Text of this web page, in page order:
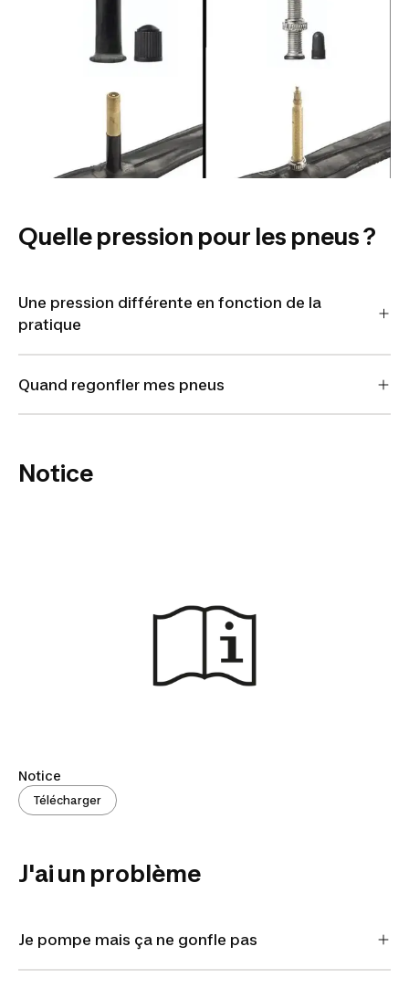
Quelle pression pour les pneus ?
Une pression différente en fonction de la
pratique
Quand regonfler mes pneus
Notice
Notice
Télécharger
J'ai un problème
Je pompe mais ça ne gonfle pas